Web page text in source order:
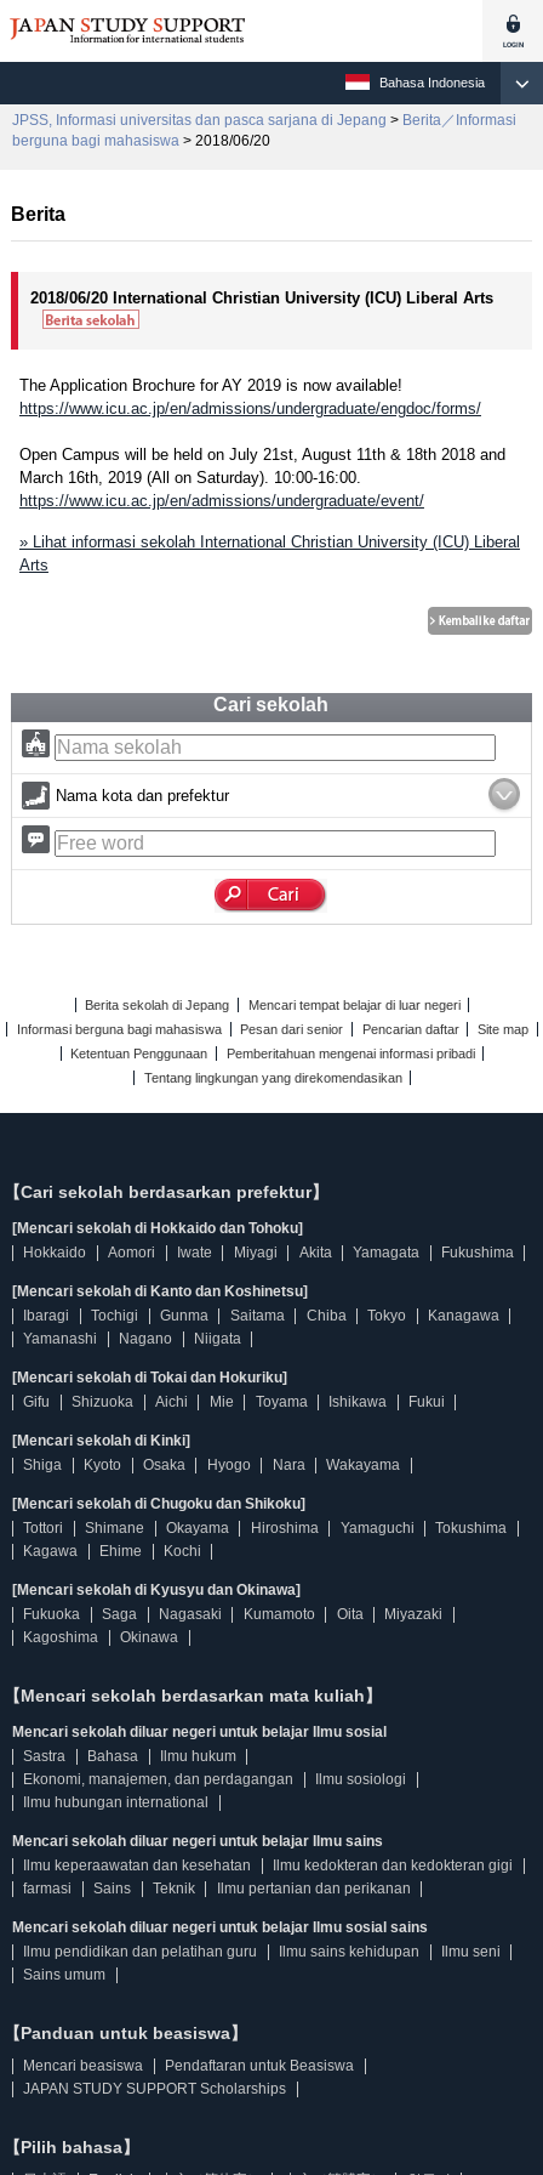
Bahasa Indonesia
JPSS, Informasi universitas dan pasca sarjana di Jepang > Berita／Informasi
berguna bagi mahasiswa > 2018/06/20
Berita
2018/06/20 International Christian University (ICU) Liberal Arts
The Application Brochure for AY 2019 is now available!
https://www.icu.ac.jp/en/admissions/undergraduate/engdoc/forms/
Open Campus will be held on July 21st, August 11th & 18th 2018 and
March 16th, 2019 (All on Saturday). 10:00-16:00.
https://www.icu.ac.jp/en/admissions/undergraduate/event/
» Lihat informasi sekolah International Christian University (ICU) Liberal
Arts
Cari sekolah
Nama kota dan prefektur
Berita sekolah di Jepang
Mencari tempat belajar di luar negeri
Informasi berguna bagi mahasiswa
Pesan dari senior Pencarian daftar
Site map
Ketentuan Penggunaan
Pemberitahuan mengenai informasi pribadi
Tentang lingkungan yang direkomendasikan
【Cari sekolah berdasarkan prefektur】
[Mencari sekolah di Hokkaido dan Tohoku]
Hokkaido
Aomori Iwate Miyagi Akita Yamagata Fukushima
[Mencari sekolah di Kanto dan Koshinetsu]
Ibaragi
Tochigi Gunma Saitama Chiba Tokyo
Kanagawa
Yamanashi
Nagano Niigata
[Mencari sekolah di Tokai dan Hokuriku]
Gifu
Shizuoka Aichi Mie Toyama Ishikawa Fukui
[Mencari sekolah di Kinki]
Shiga
Kyoto Osaka Hyogo Nara Wakayama
[Mencari sekolah di Chugoku dan Shikoku]
Tottori
Shimane Okayama Hiroshima Yamaguchi
Tokushima
Kagawa
Ehime Kochi
[Mencari sekolah di Kyusyu dan Okinawa]
Fukuoka
Saga Nagasaki Kumamoto Oita
Miyazaki
Kagoshima
Okinawa
【Mencari sekolah berdasarkan mata kuliah】
Mencari sekolah diluar negeri untuk belajar Ilmu sosial
Sastra
Bahasa
Ilmu hukum
Ekonomi, manajemen, dan perdagangan
Ilmu sosiologi
Ilmu hubungan international
Mencari sekolah diluar negeri untuk belajar Ilmu sains
Ilmu keperaawatan dan kesehatan
Ilmu kedokteran dan kedokteran gigi
farmasi
Sains Teknik Ilmu pertanian dan perikanan
Mencari sekolah diluar negeri untuk belajar Ilmu sosial sains
Ilmu pendidikan dan pelatihan guru
Ilmu sains kehidupan
Ilmu seni
Sains umum
【Panduan untuk beasiswa】
Mencari beasiswa
Pendaftaran untuk Beasiswa
JAPAN STUDY SUPPORT Scholarships
【Pilih bahasa】